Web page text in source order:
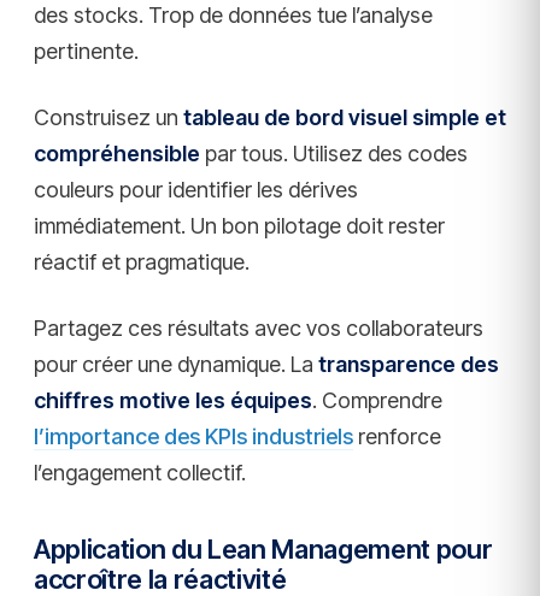
des stocks. Trop de données tue l’analyse
pertinente.
Construisez un tableau de bord visuel simple et
compréhensible par tous. Utilisez des codes
couleurs pour identifier les dérives
immédiatement. Un bon pilotage doit rester
réactif et pragmatique.
Partagez ces résultats avec vos collaborateurs
pour créer une dynamique. La transparence des
chiffres motive les équipes. Comprendre
l’importance des KPIs industriels renforce
l’engagement collectif.
Application du Lean Management pour
accroître la réactivité